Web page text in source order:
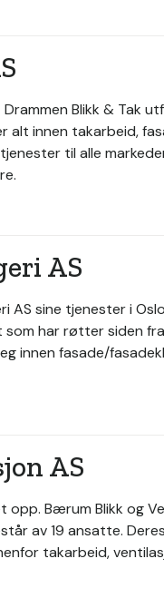
Blikk & Tak
innen takarbeid,
til alle
AS
AS sine tjenester i
har røtter siden fra
innen fasade/
AS
opp. Bærum Blikk og
av 19 ansatte.
takarbeid,